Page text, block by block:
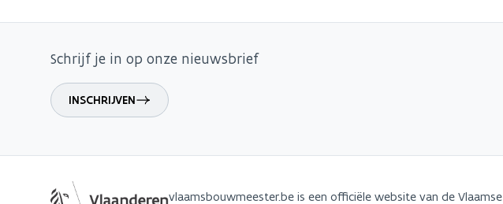
Schrijf je in op onze nieuwsbrief
INSCHRIJVEN
vlaamsbouwmeester.be is een officiële website van de Vlaamse